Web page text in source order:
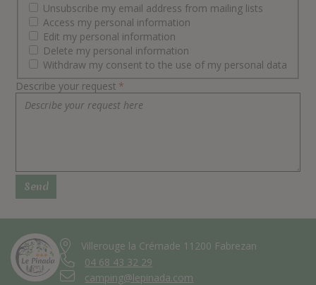
Unsubscribe my email address from mailing lists
Access my personal information
Edit my personal information
Delete my personal information
Withdraw my consent to the use of my personal data
Describe your request *
Villerouge la Crémade 11200 Fabrezan
04 68 43 32 29
camping@lepinada.com